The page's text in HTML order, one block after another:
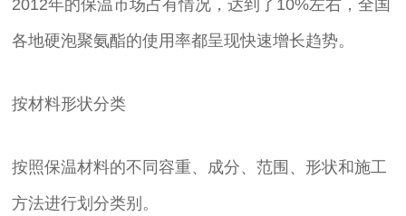
2012年的保温市场占有情况，达到了10%左右，全国
各地硬泡聚氨酯的使用率都呈现快速增长趋势。
按材料形状分类
按照保温材料的不同容重、成分、范围、形状和施工
方法进行划分类别。